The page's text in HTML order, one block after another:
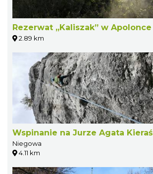
Rezerwat „Kaliszak” w Apolonce
2.89 km
Wspinanie na Jurze Agata Kieraś
Niegowa
4.11 km